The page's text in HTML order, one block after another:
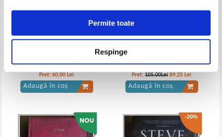
Permite toate
Respinge
Sfidarea
Pret:60,00 Lei
Adaugă în coș
Geoffrey Chaucer - Povestirile
din Canterbury (2 volume)
(Adevarul)
Pret:105,00Lei 89,25 Lei
Adaugă în coș
-20%